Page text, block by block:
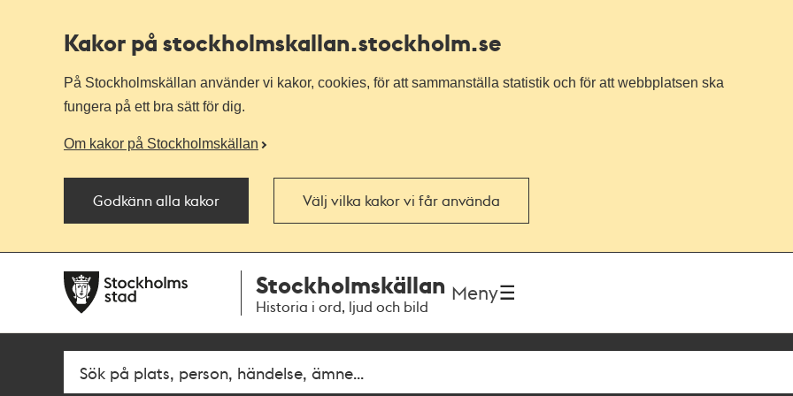
Kakor på stockholmskallan.stockholm.se
På Stockholmskällan använder vi kakor, cookies, för att sammanställa statistik och för att webbplatsen ska
fungera på ett bra sätt för dig.
Om kakor på Stockholmskällan
Godkänn alla kakor Välj vilka kakor vi får använda
navigationen
huvudinnehållet
Stockholmskällan
Historia i ord, ljud och bild
Meny
SökFritextsök